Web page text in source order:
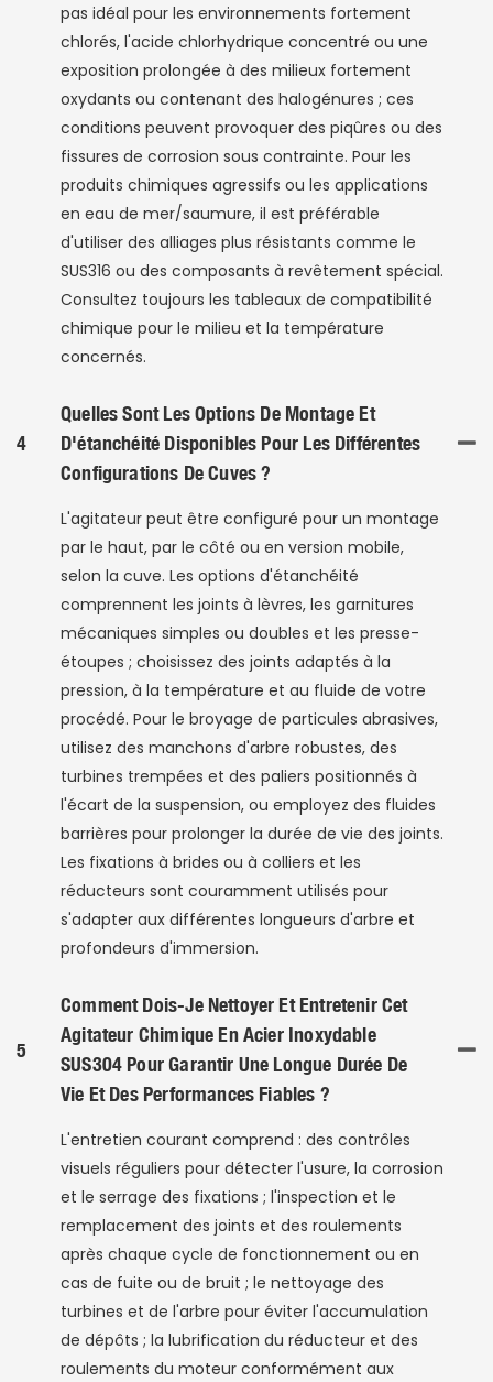
pas idéal pour les environnements fortement
chlorés, l'acide chlorhydrique concentré ou une
exposition prolongée à des milieux fortement
oxydants ou contenant des halogénures ; ces
conditions peuvent provoquer des piqûres ou des
fissures de corrosion sous contrainte. Pour les
produits chimiques agressifs ou les applications
en eau de mer/saumure, il est préférable
d'utiliser des alliages plus résistants comme le
SUS316 ou des composants à revêtement spécial.
Consultez toujours les tableaux de compatibilité
chimique pour le milieu et la température
concernés.
4
Quelles Sont Les Options De Montage Et
D'étanchéité Disponibles Pour Les Différentes
Configurations De Cuves ?
L'agitateur peut être configuré pour un montage
par le haut, par le côté ou en version mobile,
selon la cuve. Les options d'étanchéité
comprennent les joints à lèvres, les garnitures
mécaniques simples ou doubles et les presse-
étoupes ; choisissez des joints adaptés à la
pression, à la température et au fluide de votre
procédé. Pour le broyage de particules abrasives,
utilisez des manchons d'arbre robustes, des
turbines trempées et des paliers positionnés à
l'écart de la suspension, ou employez des fluides
barrières pour prolonger la durée de vie des joints.
Les fixations à brides ou à colliers et les
réducteurs sont couramment utilisés pour
s'adapter aux différentes longueurs d'arbre et
profondeurs d'immersion.
5
Comment Dois-Je Nettoyer Et Entretenir Cet
Agitateur Chimique En Acier Inoxydable
SUS304 Pour Garantir Une Longue Durée De
Vie Et Des Performances Fiables ?
L'entretien courant comprend : des contrôles
visuels réguliers pour détecter l'usure, la corrosion
et le serrage des fixations ; l'inspection et le
remplacement des joints et des roulements
après chaque cycle de fonctionnement ou en
cas de fuite ou de bruit ; le nettoyage des
turbines et de l'arbre pour éviter l'accumulation
de dépôts ; la lubrification du réducteur et des
roulements du moteur conformément aux